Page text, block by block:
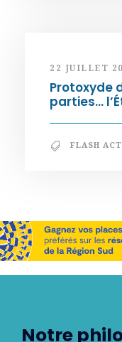
22 JUILLET
Protoxyde
parties…
FLASH
Notre